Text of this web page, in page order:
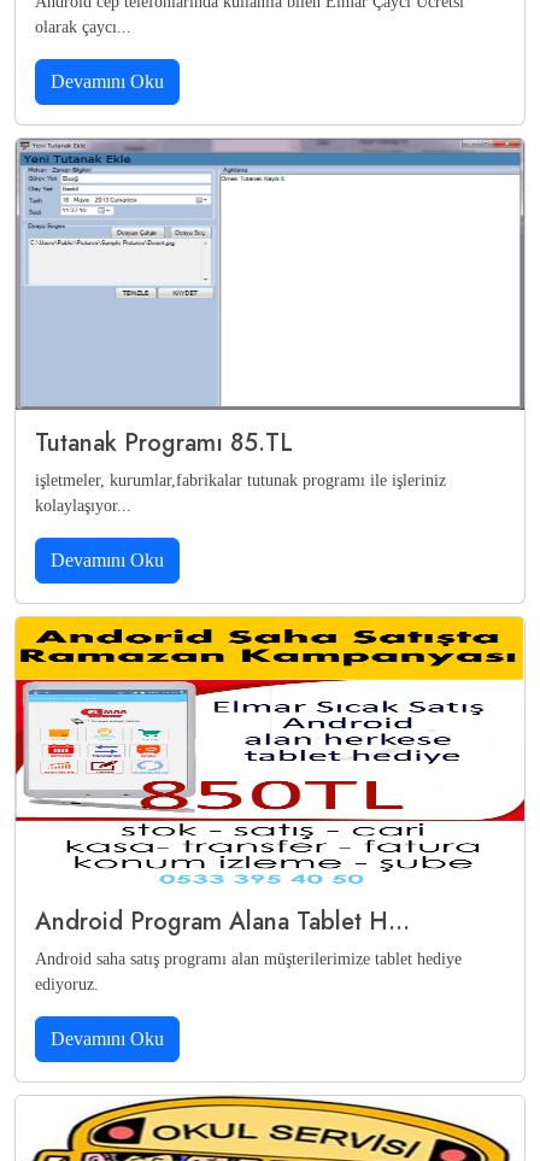
olarak çaycı...
Devamını Oku
Tutanak Programı 85.TL
işletmeler, kurumlar,fabrikalar tutunak programı ile işleriniz
kolaylaşıyor...
Devamını Oku
Android Program Alana Tablet H...
Android saha satış programı alan müşterilerimize tablet hediye
ediyoruz.
Devamını Oku